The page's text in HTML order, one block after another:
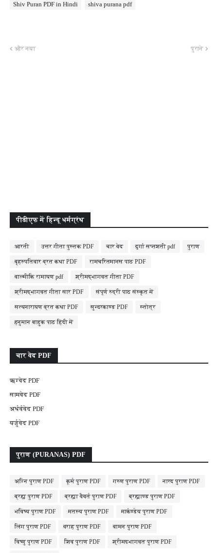
Shiv Puran PDF in Hindi
shiva purana pdf
और नया पुराने
पीडीएफ में हिन्दू धर्मग्रंथ
आरती उत्तर गीता पुस्तक PDF चार वेद दुर्गा सप्तशती pdf पुराण
बृहस्पतिवार व्रत कथा PDF रामचरितमानस पाठ PDF
वाल्मीकि रामायण pdf श्रीमद्भागवत गीता PDF
श्रीमद्भागवत गीता सार PDF संपूर्ण रुद्री पाठ संस्कृत में
सत्यनारायण व्रत कथा PDF सुन्दरकाण्ड PDF स्तोत्र
हनुमान बाहुक पाठ हिंदी में
चार वेद PDF
ऋग्वेद PDF
सामवेद PDF
अर्थर्ववेद PDF
यर्जुवेद PDF
पुराण (PURANAS) PDF
अग्नि पुराण PDF कूर्म पुराण PDF गरुण पुराण PDF नारद पुराण PDF
ब्रह्म पुराण PDF ब्रह्मा वैवर्त पुराण PDF ब्रह्माण्ड पुराण PDF
भविष्य पुराण PDF मतस्य पुराण PDF मार्कण्डेय पुराण PDF
लिंग पुराण PDF वराह पुराण PDF वामन पुराण PDF
विष्णु पुराण PDF शिव पुराण PDF श्रीमदभागवत पुराण PDF